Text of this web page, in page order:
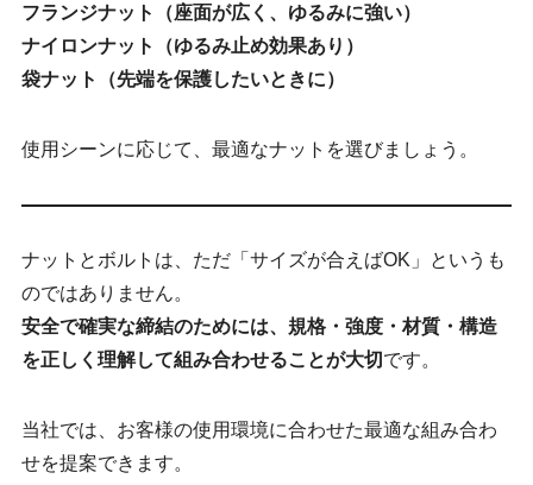
フランジナット（座面が広く、ゆるみに強い）
ナイロンナット（ゆるみ止め効果あり）
袋ナット（先端を保護したいときに）
使用シーンに応じて、最適なナットを選びましょう。
ナットとボルトは、ただ「サイズが合えばOK」というも
のではありません。
安全で確実な締結のためには、規格・強度・材質・構造
を正しく理解して組み合わせることが大切 です。
当社では、お客様の使用環境に合わせた最適な組み合わ
せを提案できます。